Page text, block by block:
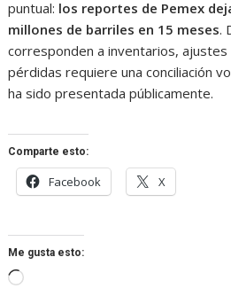
puntual: los reportes de Pemex
millones de barriles en 15 meses.
corresponden a inventarios,
pérdidas requiere una conciliación
ha sido presentada públicamente.
Comparte esto:
Facebook X
Me gusta esto:
Cargando...